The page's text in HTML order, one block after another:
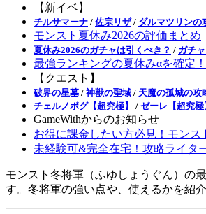
【新イベ】
チルサマーナ / 佐宗リザ/ ダルマツリンの
モンスト夏休み2026の評価まとめ
夏休み2026のガチャは引くべき？ / ガチ
最強ランキングの夏休みαを確定！
【クエスト】
破界の星墓 / 神獣の聖域 / 天魔の孤城の攻
チェルノボグ【超究極】
/ ゼーレ【超究極
GameWithからのお知らせ
お得に課金したい方必見！モンス
未経験可&完全在宅！攻略ライタ
モンスト冬将軍（ふゆしょうぐん）の
す。冬将軍の強い点や、使えるかを紹介